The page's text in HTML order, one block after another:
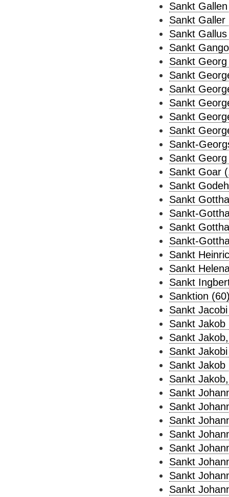
Sankt
Sankt Galler
Sankt
Sankt
Sankt
Sankt
Sankt
Sankt
Sankt
Sankt
Sankt-
Sankt
Sankt Goar
Sankt
Sankt
Sankt-
Sankt
Sankt-
Sankt
Sankt
Sankt
Sanktion
Sankt
Sankt Jakob
Sankt
Sankt
Sankt Jakob
Sankt
Sankt
Sankt
Sankt
Sankt
Sankt
Sankt
Sankt
Sankt